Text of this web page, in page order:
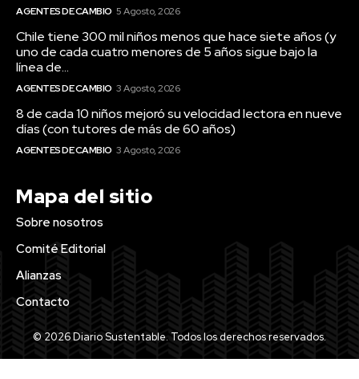
AGENTES DE CAMBIO 5 Agosto, 2026
Chile tiene 300 mil niños menos que hace siete años (y
uno de cada cuatro menores de 5 años sigue bajo la
línea de...
AGENTES DE CAMBIO 3 Agosto, 2026
8 de cada 10 niños mejoró su velocidad lectora en nueve
días (con tutores de más de 60 años)
AGENTES DE CAMBIO 3 Agosto, 2026
Mapa del sitio
Sobre nosotros
Comité Editorial
Alianzas
Contacto
© 2026 Diario Sustentable. Todos los derechos reservados.